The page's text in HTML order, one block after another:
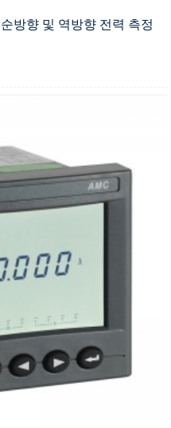
방향 및 역방향 전력 측정